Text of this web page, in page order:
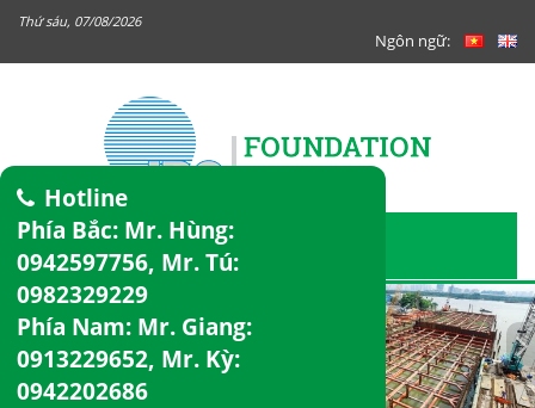
Thứ sáu, 07/08/2026
Ngôn ngữ:
Hotline
Phía Bắc: Mr. Hùng:
0942597756, Mr. Tú:
0982329229
Phía Nam: Mr. Giang:
0913229652, Mr. Kỳ:
0942202686